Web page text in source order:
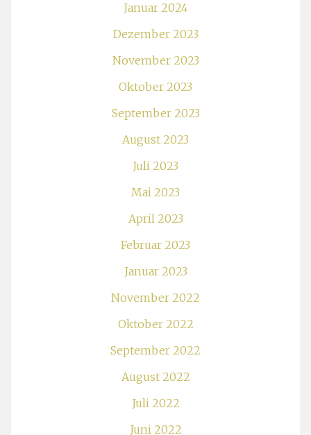
Januar 2024
Dezember 2023
November 2023
Oktober 2023
September 2023
August 2023
Juli 2023
Mai 2023
April 2023
Februar 2023
Januar 2023
November 2022
Oktober 2022
September 2022
August 2022
Juli 2022
Juni 2022